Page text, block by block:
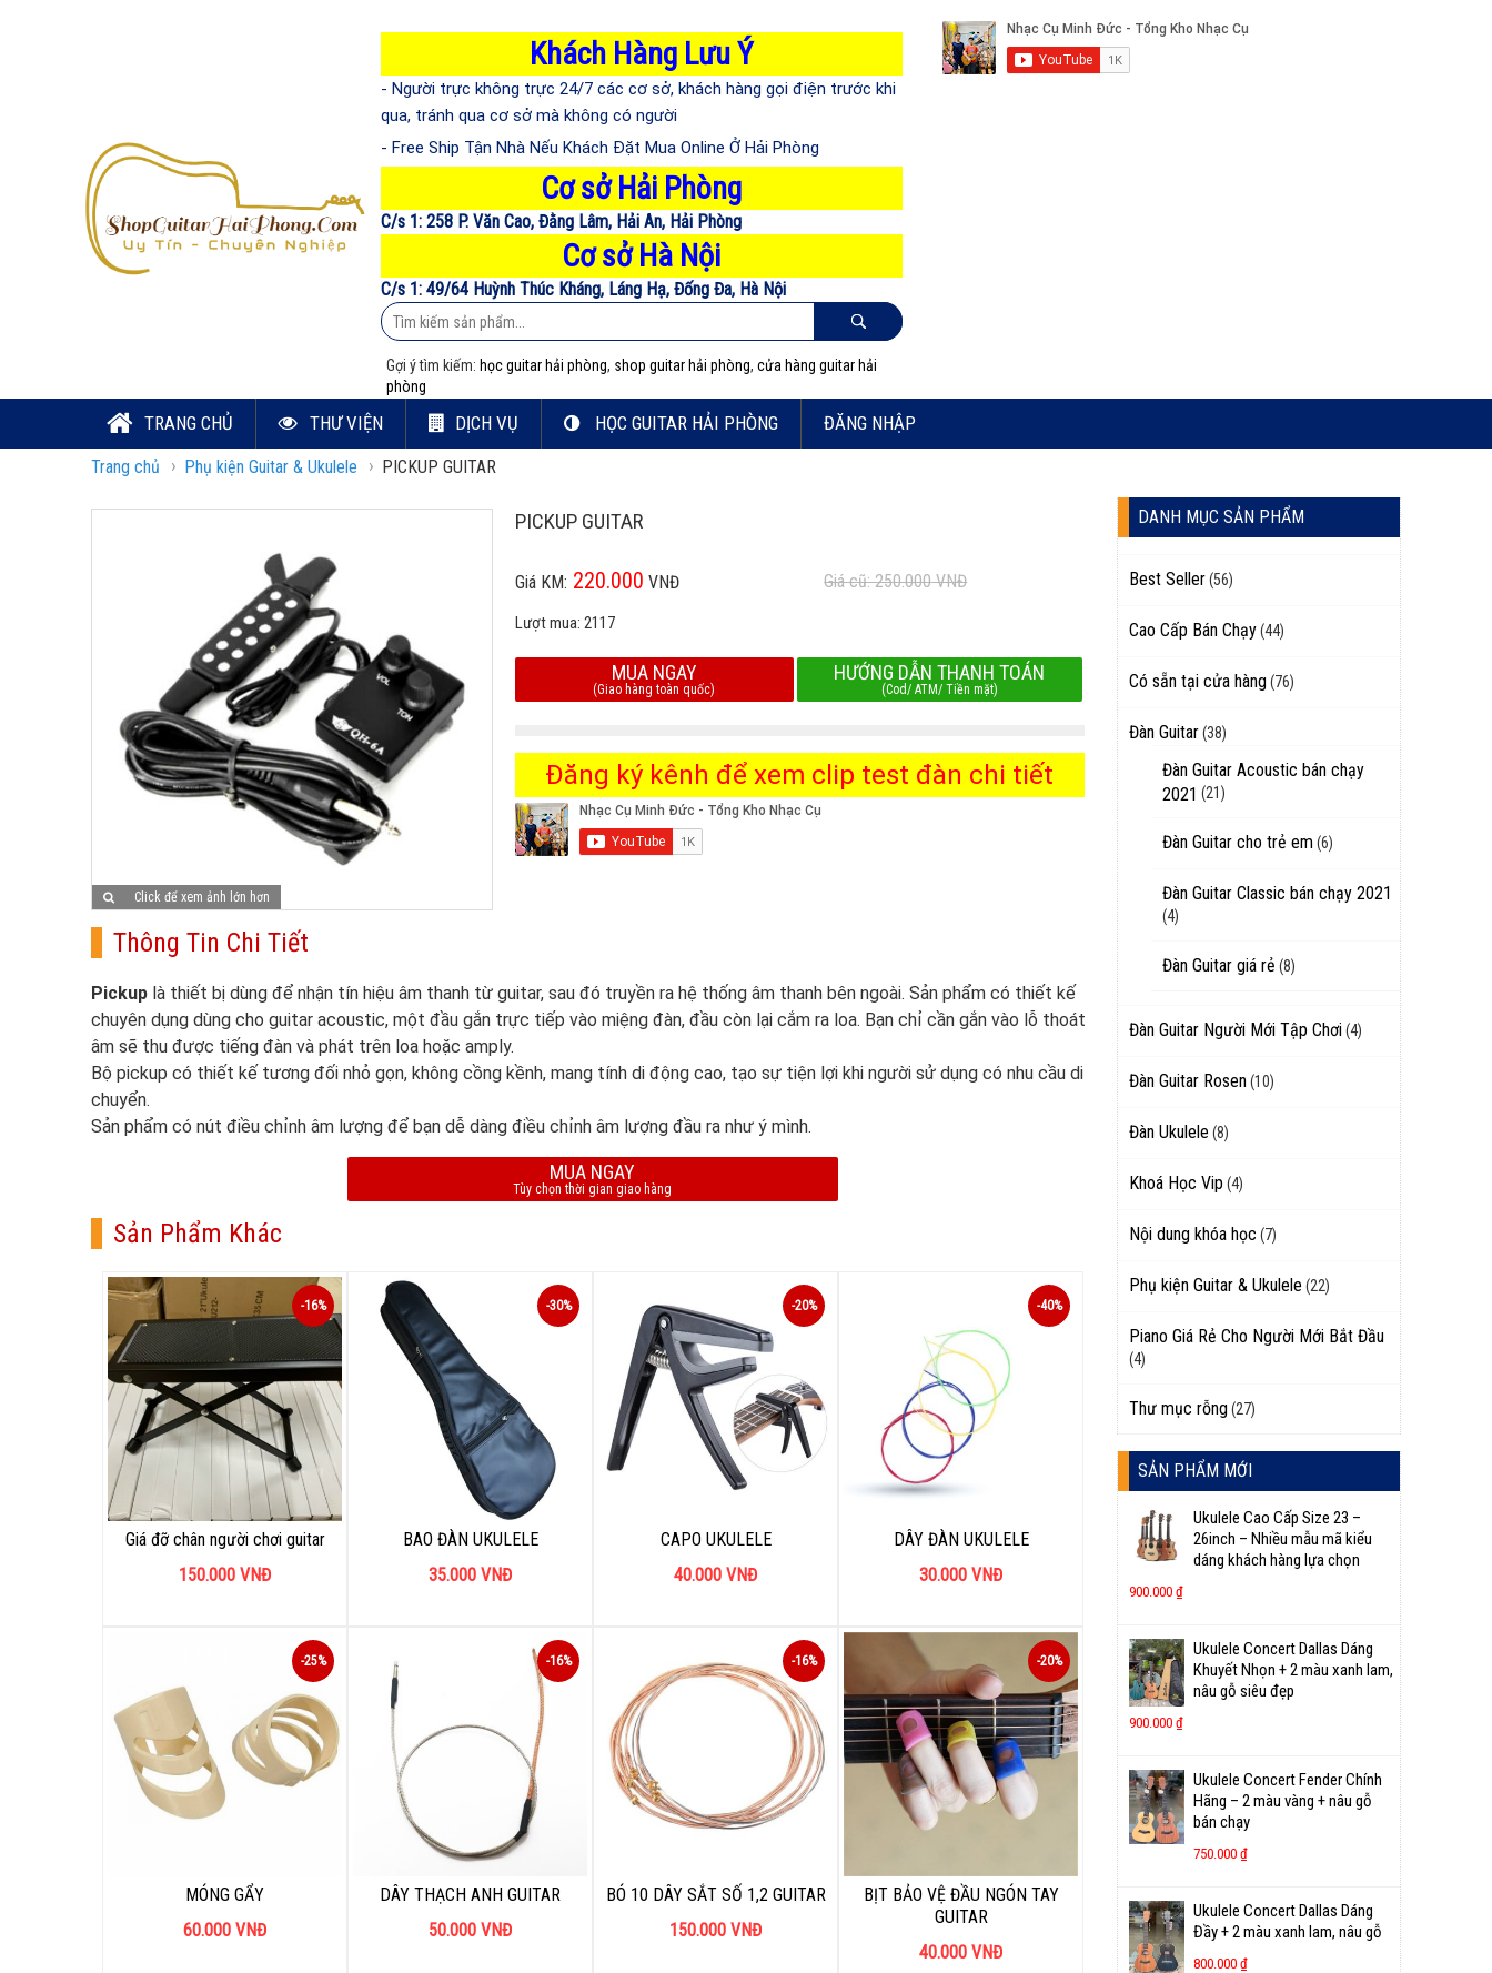
Khách Hàng Lưu Ý
- Người trực không trực 24/7 các cơ sở, khách hàng gọi điện trước khi
qua, tránh qua cơ sở mà không có người
- Free Ship Tận Nhà Nếu Khách Đặt Mua Online Ở Hải Phòng
Cơ sở Hải Phòng
C/s 1: 258 P. Văn Cao, Đằng Lâm, Hải An, Hải Phòng
Cơ sở Hà Nội
C/s 1: 49/64 Huỳnh Thúc Kháng, Láng Hạ, Đống Đa, Hà Nội
Gợi ý tìm kiếm: học guitar hải phòng, shop guitar hải phòng, cửa hàng guitar hải
phòng
TRANG CHỦ THƯ VIỆN DỊCH VỤ HỌC GUITAR HẢI PHÒNG ĐĂNG NHẬP
Trang chủ › Phụ kiện Guitar & Ukulele › PICKUP GUITAR
Click để xem ảnh lớn hơn
PICKUP GUITAR
Giá KM: 220.000 VNĐ Giá cũ: 250.000VNĐ
Lượt mua: 2117
MUA NGAY
(Giao hàng toàn quốc)
HƯỚNG DẪN THANH TOÁN
(Cod/ ATM/ Tiền mặt)
Đăng ký kênh để xem clip test đàn chi tiết
Thông Tin Chi Tiết
Pickup là thiết bị dùng để nhận tín hiệu âm thanh từ guitar, sau đó truyền ra hệ thống âm thanh bên ngoài. Sản phẩm có thiết kế
chuyên dụng dùng cho guitar acoustic, một đầu gắn trực tiếp vào miệng đàn, đầu còn lại cắm ra loa. Bạn chỉ cần gắn vào lỗ thoát
âm sẽ thu được tiếng đàn và phát trên loa hoặc amply.
Bộ pickup có thiết kế tương đối nhỏ gọn, không cồng kềnh, mang tính di động cao, tạo sự tiện lợi khi người sử dụng có nhu cầu di
chuyển.
Sản phẩm có nút điều chỉnh âm lượng để bạn dễ dàng điều chỉnh âm lượng đầu ra như ý mình.
MUA NGAY
Tùy chọn thời gian giao hàng
Sản Phẩm Khác
-16%
Giá đỡ chân người chơi guitar
150.000 VNĐ
-30%
BAO ĐÀN UKULELE
35.000 VNĐ
-20%
CAPO UKULELE
40.000 VNĐ
-40%
DÂY ĐÀN UKULELE
30.000 VNĐ
-25%
MÓNG GẨY
60.000 VNĐ
-16%
DÂY THẠCH ANH GUITAR
50.000 VNĐ
-16%
BÓ 10 DÂY SẮT SỐ 1,2 GUITAR
150.000 VNĐ
-20%
BỊT BẢO VỆ ĐẦU NGÓN TAY
GUITAR
40.000 VNĐ
DANH MỤC SẢN PHẨM
Best Seller(56)
Cao Cấp Bán Chạy(44)
Có sẵn tại cửa hàng(76)
Đàn Guitar(38)
Đàn Guitar Acoustic bán chạy
2021 (21)
Đàn Guitar cho trẻ em(6)
Đàn Guitar Classic bán chạy 2021
(4)
Đàn Guitar giá rẻ (8)
Đàn Guitar Người Mới Tập Chơi(4)
Đàn Guitar Rosen(10)
Đàn Ukulele (8)
Khoá Học Vip (4)
Nội dung khóa học (7)
Phụ kiện Guitar & Ukulele (22)
Piano Giá Rẻ Cho Người Mới Bắt Đầu
(4)
Thư mục rỗng(27)
SẢN PHẨM MỚI
Ukulele Cao Cấp Size 23 –
26inch – Nhiều mẫu mã kiểu
dáng khách hàng lựa chọn
900.000 ₫
Ukulele Concert Dallas Dáng
Khuyết Nhọn + 2 màu xanh lam,
nâu gỗ siêu đẹp
900.000 ₫
Ukulele Concert Fender Chính
Hãng – 2 màu vàng + nâu gỗ
bán chạy
750.000 ₫
Ukulele Concert Dallas Dáng
Đầy + 2 màu xanh lam, nâu gỗ
800.000 ₫